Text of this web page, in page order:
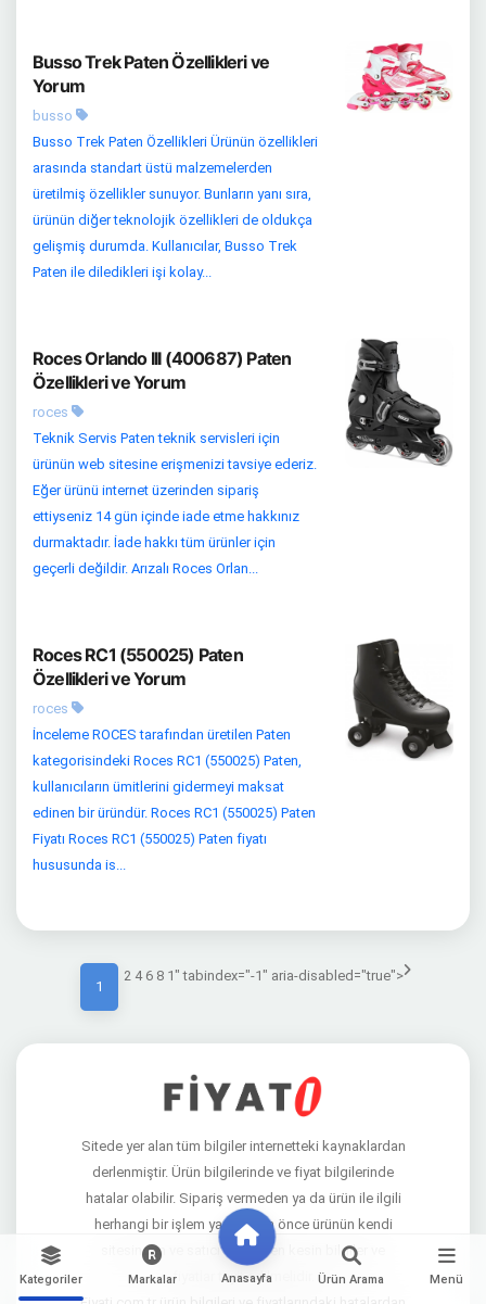
Kategoriler Markalar Anasayfa Ürün Arama Menü
Busso Trek Paten Özellikleri ve
Yorum
busso
Busso Trek Paten Özellikleri Ürünün özellikleri
arasında standart üstü malzemelerden
üretilmiş özellikler sunuyor. Bunların yanı sıra,
ürünün diğer teknolojik özellikleri de oldukça
gelişmiş durumda. Kullanıcılar, Busso Trek
Paten ile diledikleri işi kolay...
Roces Orlando III (400687) Paten
Özellikleri ve Yorum
roces
Teknik Servis Paten teknik servisleri için
ürünün web sitesine erişmenizi tavsiye ederiz.
Eğer ürünü internet üzerinden sipariş
ettiyseniz 14 gün içinde iade etme hakkınız
durmaktadır. İade hakkı tüm ürünler için
geçerli değildir. Arızalı Roces Orlan...
Roces RC1 (550025) Paten
Özellikleri ve Yorum
roces
İnceleme ROCES tarafından üretilen Paten
kategorisindeki Roces RC1 (550025) Paten,
kullanıcıların ümitlerini gidermeyi maksat
edinen bir üründür. Roces RC1 (550025) Paten
Fiyatı Roces RC1 (550025) Paten fiyatı
hususunda is...
1
2 4 6 8 1" tabindex="-1" aria-disabled="true">
Sitede yer alan tüm bilgiler internetteki kaynaklardan
derlenmiştir. Ürün bilgilerinde ve fiyat bilgilerinde
hatalar olabilir. Sipariş vermeden ya da ürün ile ilgili
herhangi bir işlem yapmadan önce ürünün kendi
sitesinden ve satıcı sitelerden kesin bilgiler ve
fiyatlar teyit edilmelidir.